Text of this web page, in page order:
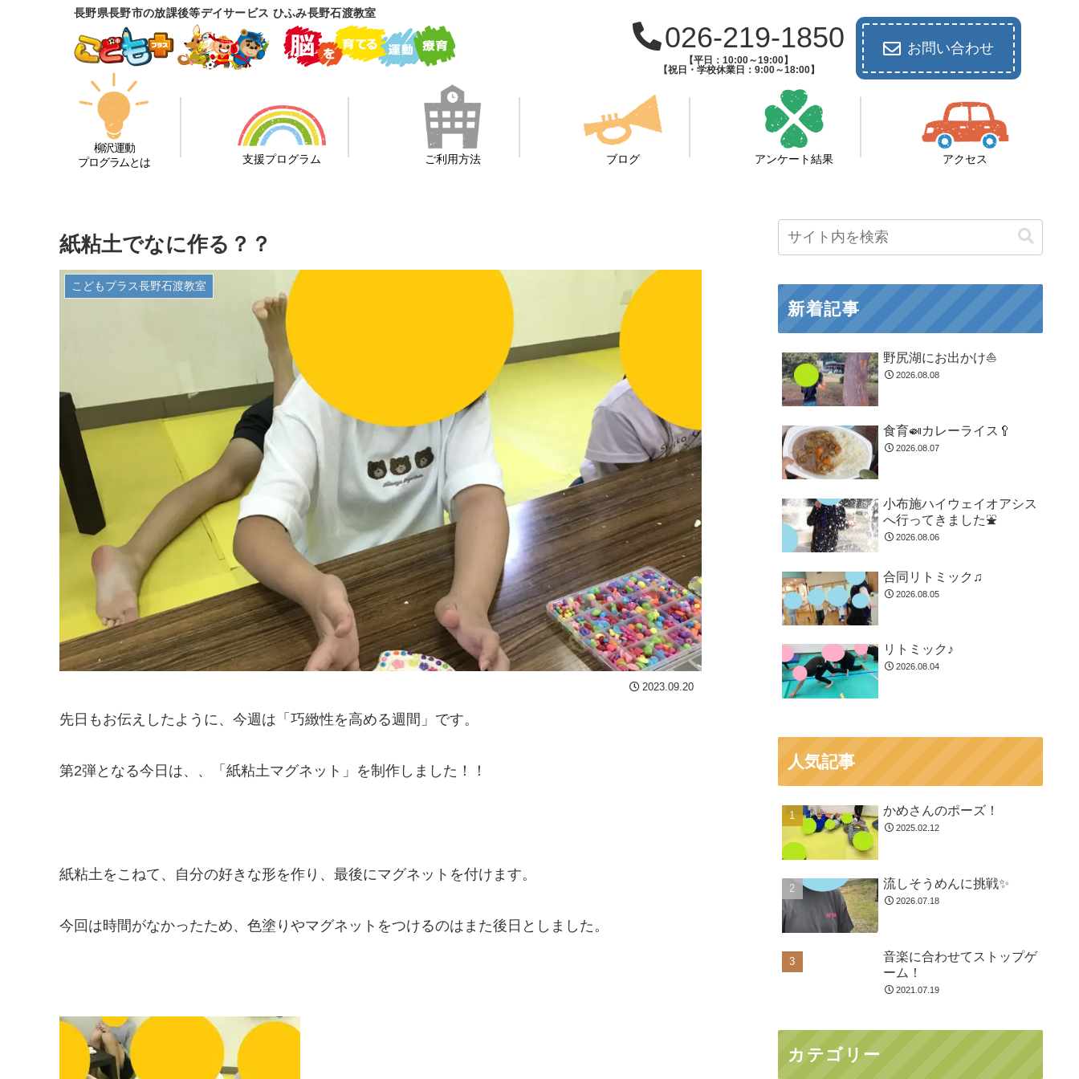
長野県長野市の放課後等デイサービス ひふみ長野石渡教室
026-219-1850
【平日：10:00～19:00】
【祝日・学校休業日：9:00～18:00】
お問い合わせ
柳沢運動
プログラムとは
支援プログラム ご利用方法 ブログ アンケート結果 アクセス
紙粘土でなに作る？？
こどもプラス長野石渡教室
2023.09.20
先日もお伝えしたように、今週は「巧緻性を高める週間」です。
第2弾となる今日は、、「紙粘土マグネット」を制作しました！！
紙粘土をこねて、自分の好きな形を作り、最後にマグネットを付けます。
今回は時間がなかったため、色塗りやマグネットをつけるのはまた後日としました。
新着記事
野尻湖にお出かけ⛵
2026.08.08
食育🍛カレーライス🥄
2026.08.07
小布施ハイウェイオアシス
へ行ってきました⛲
2026.08.06
合同リトミック♫
2026.08.05
リトミック♪
2026.08.04
人気記事
かめさんのポーズ！
2025.02.12
流しそうめんに挑戦✨
2026.07.18
音楽に合わせてストップゲ
ーム！
2021.07.19
カテゴリー